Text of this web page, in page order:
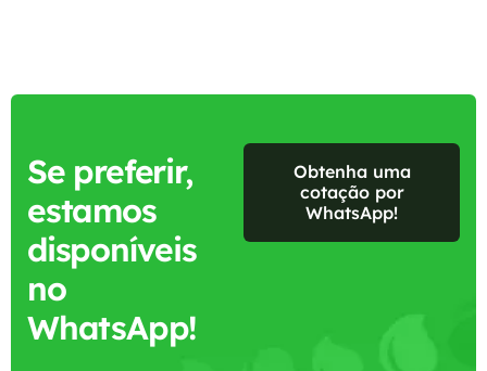
Se preferir,
estamos
disponíveis
no
WhatsApp!
Obtenha uma
cotação por
WhatsApp!